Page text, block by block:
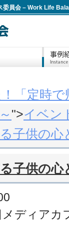
委員会 – Work Life
「定時
">イベン
子供の
子供の
ディアカ